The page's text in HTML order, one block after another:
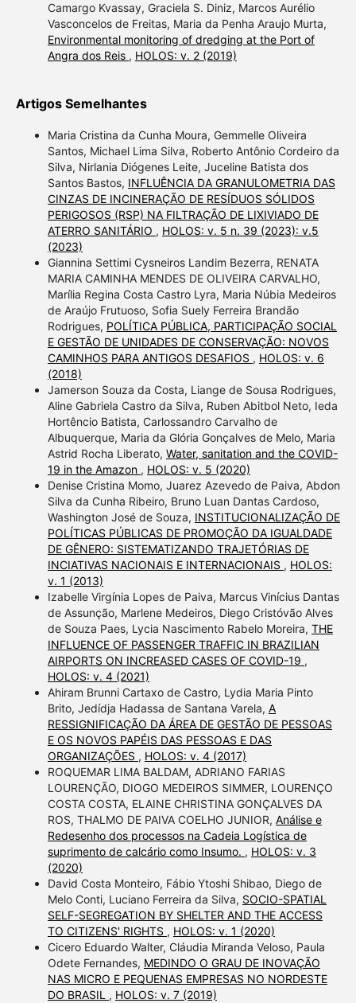
Camargo Kvassay, Graciela S. Diniz, Marcos Aurélio
Vasconcelos de Freitas, Maria da Penha Araujo Murta,
Environmental monitoring of dredging at the Port of
Angra dos Reis , HOLOS: v. 2 (2019)
Artigos Semelhantes
Maria Cristina da Cunha Moura, Gemmelle Oliveira
Santos, Michael Lima Silva, Roberto Antônio Cordeiro da
Silva, Nirlania Diógenes Leite, Juceline Batista dos
Santos Bastos, INFLUÊNCIA DA GRANULOMETRIA DAS
CINZAS DE INCINERAÇÃO DE RESÍDUOS SÓLIDOS
PERIGOSOS (RSP) NA FILTRAÇÃO DE LIXIVIADO DE
ATERRO SANITÁRIO , HOLOS: v. 5 n. 39 (2023): v.5
(2023)
Giannina Settimi Cysneiros Landim Bezerra, RENATA
MARIA CAMINHA MENDES DE OLIVEIRA CARVALHO,
Marília Regina Costa Castro Lyra, Maria Núbia Medeiros
de Araújo Frutuoso, Sofia Suely Ferreira Brandão
Rodrigues, POLÍTICA PÚBLICA, PARTICIPAÇÃO SOCIAL
E GESTÃO DE UNIDADES DE CONSERVAÇÃO: NOVOS
CAMINHOS PARA ANTIGOS DESAFIOS , HOLOS: v. 6
(2018)
Jamerson Souza da Costa, Liange de Sousa Rodrigues,
Aline Gabriela Castro da Silva, Ruben Abitbol Neto, Ieda
Hortêncio Batista, Carlossandro Carvalho de
Albuquerque, Maria da Glória Gonçalves de Melo, Maria
Astrid Rocha Liberato, Water, sanitation and the COVID-
19 in the Amazon , HOLOS: v. 5 (2020)
Denise Cristina Momo, Juarez Azevedo de Paiva, Abdon
Silva da Cunha Ribeiro, Bruno Luan Dantas Cardoso,
Washington José de Souza, INSTITUCIONALIZAÇÃO DE
POLÍTICAS PÚBLICAS DE PROMOÇÃO DA IGUALDADE
DE GÊNERO: SISTEMATIZANDO TRAJETÓRIAS DE
INCIATIVAS NACIONAIS E INTERNACIONAIS , HOLOS:
v. 1 (2013)
Izabelle Virgínia Lopes de Paiva, Marcus Vinícius Dantas
de Assunção, Marlene Medeiros, Diego Cristóvão Alves
de Souza Paes, Lycia Nascimento Rabelo Moreira, THE
INFLUENCE OF PASSENGER TRAFFIC IN BRAZILIAN
AIRPORTS ON INCREASED CASES OF COVID-19 ,
HOLOS: v. 4 (2021)
Ahiram Brunni Cartaxo de Castro, Lydia Maria Pinto
Brito, Jedídja Hadassa de Santana Varela, A
RESSIGNIFICAÇÃO DA ÁREA DE GESTÃO DE PESSOAS
E OS NOVOS PAPÉIS DAS PESSOAS E DAS
ORGANIZAÇÕES , HOLOS: v. 4 (2017)
ROQUEMAR LIMA BALDAM, ADRIANO FARIAS
LOURENÇÃO, DIOGO MEDEIROS SIMMER, LOURENÇO
COSTA COSTA, ELAINE CHRISTINA GONÇALVES DA
ROS, THALMO DE PAIVA COELHO JUNIOR, Análise e
Redesenho dos processos na Cadeia Logística de
suprimento de calcário como Insumo. , HOLOS: v. 3
(2020)
David Costa Monteiro, Fábio Ytoshi Shibao, Diego de
Melo Conti, Luciano Ferreira da Silva, SOCIO-SPATIAL
SELF-SEGREGATION BY SHELTER AND THE ACCESS
TO CITIZENS' RIGHTS , HOLOS: v. 1 (2020)
Cicero Eduardo Walter, Cláudia Miranda Veloso, Paula
Odete Fernandes, MEDINDO O GRAU DE INOVAÇÃO
NAS MICRO E PEQUENAS EMPRESAS NO NORDESTE
DO BRASIL , HOLOS: v. 7 (2019)